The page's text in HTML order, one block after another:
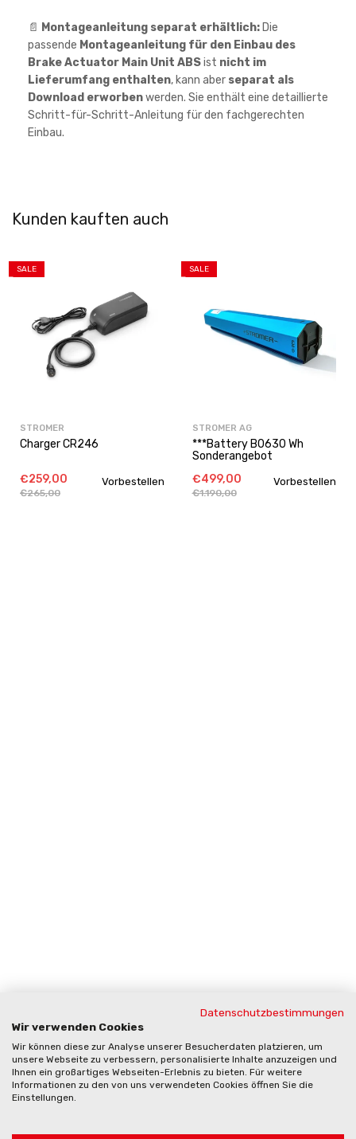
📄 Montageanleitung separat erhältlich: Die
passende Montageanleitung für den Einbau des
Brake Actuator Main Unit ABSist nicht im
Lieferumfang enthalten, kann aber separat als
Download erworbenwerden. Sie enthält eine detaillierte
Schritt-für-Schritt-Anleitung für den fachgerechten
Einbau.
Kunden kauften auch
SALE
STROMER
Charger CR246
€259,00
€265,00
Vorbestellen
SALE
STROMER AG
***Battery B0630 Wh
Sonderangebot
€499,00
€1.190,00
Vorbestellen
Datenschutzbestimmungen
Wir verwenden Cookies
Wir können diese zur Analyse unserer Besucherdaten platzieren, um
unsere Webseite zu verbessern, personalisierte Inhalte anzuzeigen und
Ihnen ein großartiges Webseiten-Erlebnis zu bieten. Für weitere
Informationen zu den von uns verwendeten Cookies öffnen Sie die
Einstellungen.